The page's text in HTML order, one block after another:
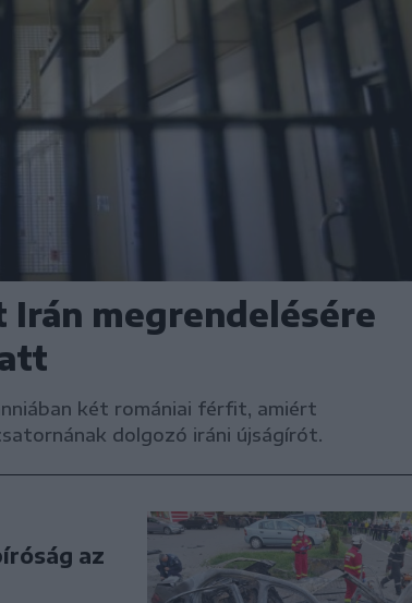
megrendelésére
két romániai férfit, amiért
dolgozó iráni újságírót.
az